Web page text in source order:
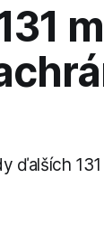
ďalších